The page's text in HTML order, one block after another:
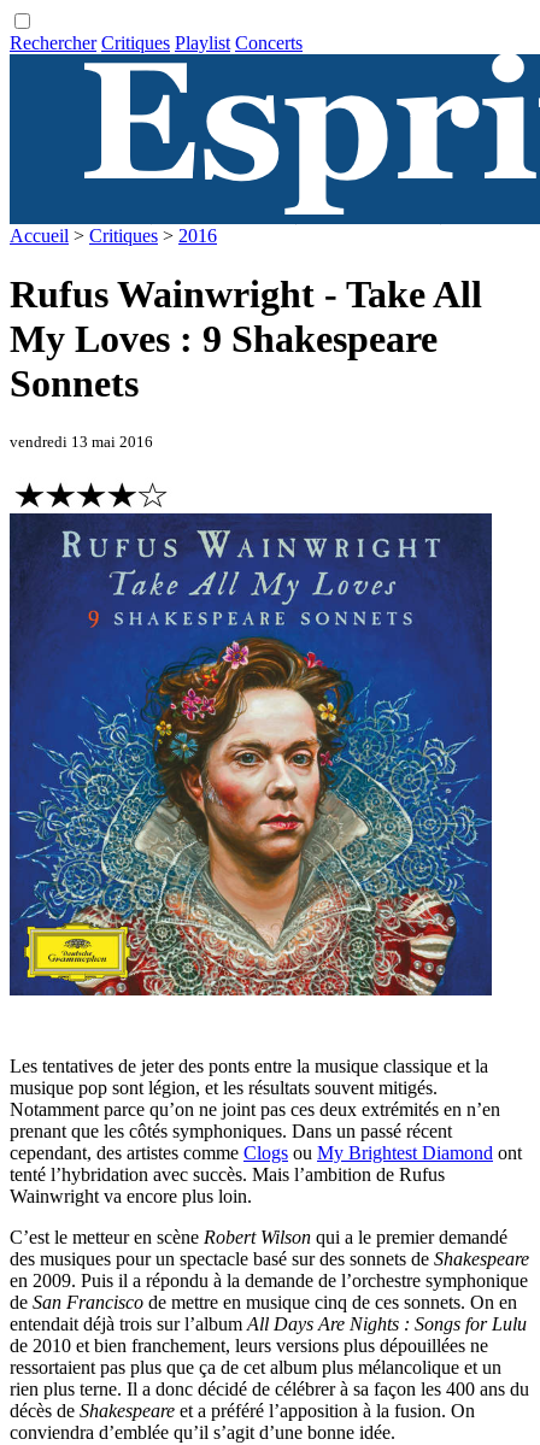
Rechercher Critiques Playlist Concerts
Accueil > Critiques > 2016
Rufus Wainwright - Take All
My Loves : 9 Shakespeare
Sonnets
vendredi 13 mai 2016
Les tentatives de jeter des ponts entre la musique classique et la
musique pop sont légion, et les résultats souvent mitigés.
Notamment parce qu’on ne joint pas ces deux extrémités en n’en
prenant que les côtés symphoniques. Dans un passé récent
cependant, des artistes comme Clogs ou My Brightest Diamond ont
tenté l’hybridation avec succès. Mais l’ambition de Rufus
Wainwright va encore plus loin.
C’est le metteur en scène Robert Wilson qui a le premier demandé
des musiques pour un spectacle basé sur des sonnets de Shakespeare
en 2009. Puis il a répondu à la demande de l’orchestre symphonique
de San Francisco de mettre en musique cinq de ces sonnets. On en
entendait déjà trois sur l’album All Days Are Nights : Songs for Lulu
de 2010 et bien franchement, leurs versions plus dépouillées ne
ressortaient pas plus que ça de cet album plus mélancolique et un
rien plus terne. Il a donc décidé de célébrer à sa façon les 400 ans du
décès de Shakespeare et a préféré l’apposition à la fusion. On
conviendra d’emblée qu’il s’agit d’une bonne idée.